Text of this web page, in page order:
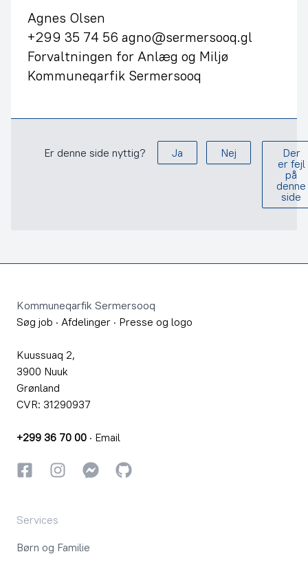
Agnes Olsen
+299 35 74 56 agno@sermersooq.gl
Forvaltningen for Anlæg og Miljø
Kommuneqarfik Sermersooq
Er denne side nyttig? Ja Nej
Der
er fejl
på
denne
side
Kommuneqarfik Sermersooq
Søg job · Afdelinger · Presse og logo
Kuussuaq 2,
3900 Nuuk
Grønland
CVR: 31290937
+299 36 70 00 · Email
FacebookInstagramInstagram
GitHub
Services
Børn og Familie